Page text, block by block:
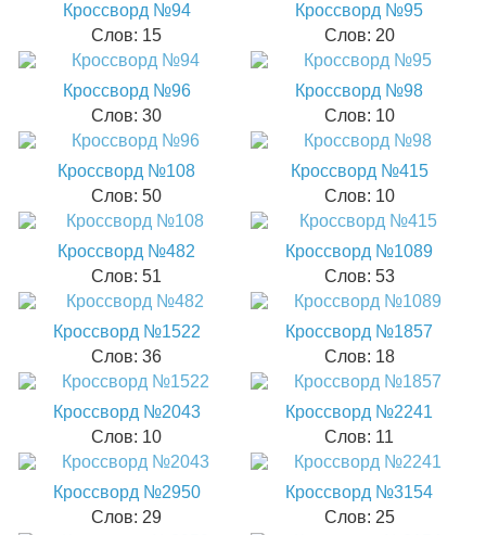
Кроссворд №94
Слов: 15
Кроссворд №95
Слов: 20
Кроссворд №96
Слов: 30
Кроссворд №98
Слов: 10
Кроссворд №108
Слов: 50
Кроссворд №415
Слов: 10
Кроссворд №482
Слов: 51
Кроссворд №1089
Слов: 53
Кроссворд №1522
Слов: 36
Кроссворд №1857
Слов: 18
Кроссворд №2043
Слов: 10
Кроссворд №2241
Слов: 11
Кроссворд №2950
Слов: 29
Кроссворд №3154
Слов: 25